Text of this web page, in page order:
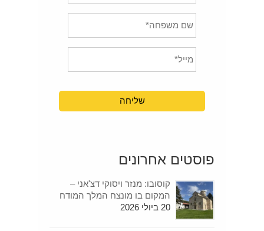
פוסטים אחרונים
קוסובו: מנזר ויסוקי דצ'אני –
המקום בו מונצח המלך המודח
20 ביולי 2026